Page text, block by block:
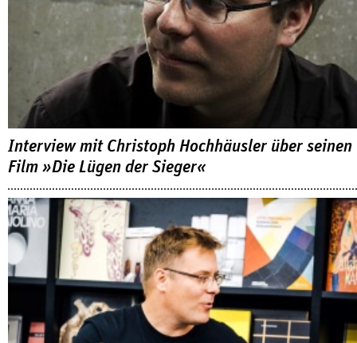
Interview mit Christoph Hochhäusler über seinen
Film »Die Lügen der Sieger«